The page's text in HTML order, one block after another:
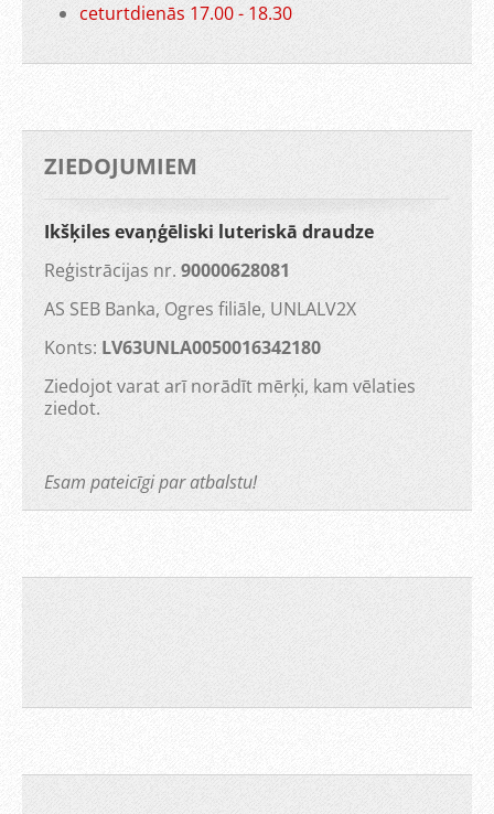
ceturtdienās 17.00 - 18.30
ZIEDOJUMIEM
Ikšķiles evaņģēliski luteriskā draudze
Reģistrācijas nr. 90000628081
AS SEB Banka, Ogres filiāle, UNLALV2X
Konts: LV63UNLA0050016342180
Ziedojot varat arī norādīt mērķi, kam vēlaties
ziedot.
Esam pateicīgi par atbalstu!